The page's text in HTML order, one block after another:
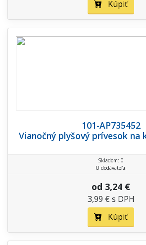
Kúpiť
101-AP735452
Vianočný plyšový prívesok na
Skladom: 0
U dodávateľa:
od 3,24 €
3,99 € s DPH
Kúpiť